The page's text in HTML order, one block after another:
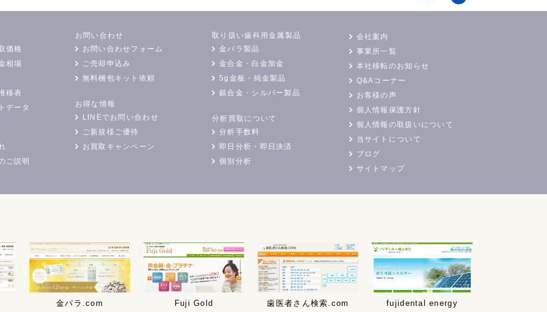
価格
相場
移表
データ
ご説明
お問い合わせ
お問い合わせフォーム
ご売却申込み
無料梱包キット依頼
お得な情報
LINEでお問い合わせ
ご新規様ご優待
お買取キャンペーン
取り扱い歯科用金属製品
金パラ製品
金合金・白金加金
5g金板・純金製品
銀合金・シルバー製品
分析買取について
分析手数料
即日分析・即日決済
個別分析
会社案内
事業所一覧
本社移転のお知らせ
Q&Aコーナー
お客様の声
個人情報保護方針
個人情報の取扱いについて
当サイトについて
ブログ
サイトマップ
金パラ.com Fuji Gold 歯医者さん検索.com fujidental energy